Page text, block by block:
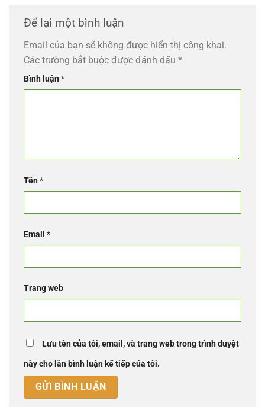
Để lại một bình luận
Email của bạn sẽ không được hiển thị công khai.
Các trường bắt buộc được đánh dấu *
Bình luận*
Tên*
Email *
Trang web
Lưu tên của tôi, email, và trang web trong trình duyệt
này cho lần bình luận kế tiếp của tôi.